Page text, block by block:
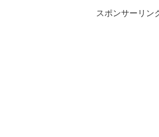
スポンサーリン